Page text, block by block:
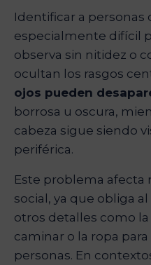
Identificar a personas
especialmente difícil
observa sin nitidez o
ocultan los rasgos
ojos pueden
borrosa u oscura,
cabeza sigue siendo
periférica.
Este problema afecta
social, ya que obliga
otros detalles como la
caminar o la ropa
personas. En